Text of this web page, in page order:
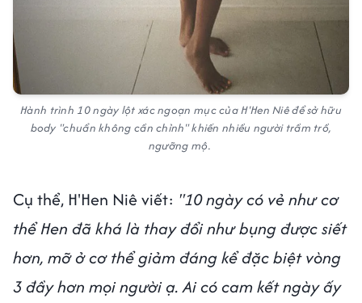
Hành trình 10 ngày lột xác ngoạn mục của H'Hen Niê để sở hữu
body "chuẩn không cần chỉnh" khiến nhiều người trầm trồ,
ngưỡng mộ.
Cụ thể, H'Hen Niê viết: "10 ngày có vẻ như cơ
thể Hen đã khá là thay đổi như bụng được siết
hơn, mỡ ở cơ thể giảm đáng kể đặc biệt vòng
3 đầy hơn mọi người ạ. Ai có cam kết ngày ấy